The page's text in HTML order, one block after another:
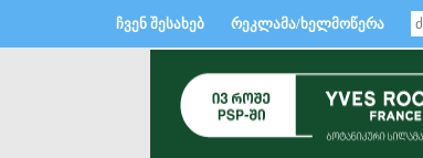
ჩვენ შესახებ რეკლამა/ხელმოწერა